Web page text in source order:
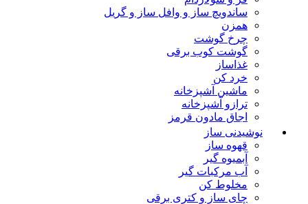
ساندویچ ساز و وافل ساز و گریل
همزن
چرخ گوشت
گوشت کوب برقی
غذاساز
خرد کن
ماشین آشپزخانه
ترازو آشپزخانه
اجاق مادون قرمز
نوشیدنی ساز
قهوه ساز
آبمیوه گیر
آب مرکبات گیر
مخلوط کن
چای ساز و کتری برقی